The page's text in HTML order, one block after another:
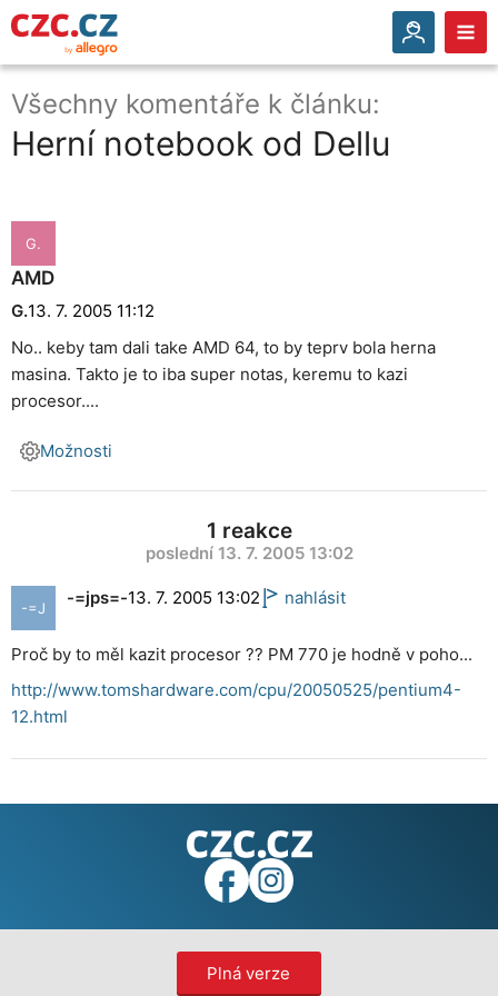
Všechny komentáře k článku:
Herní notebook od Dellu
G.
AMD
G.13. 7. 2005 11:12
No.. keby tam dali take AMD 64, to by teprv bola herna
masina. Takto je to iba super notas, keremu to kazi
procesor....
Možnosti
1 reakce
poslední 13. 7. 2005 13:02
-=J -=jps=-13. 7. 2005 13:02 nahlásit
Proč by to měl kazit procesor ?? PM 770 je hodně v poho...
http://www.tomshardware.com/cpu/20050525/pentium4-
12.html
Plná verze